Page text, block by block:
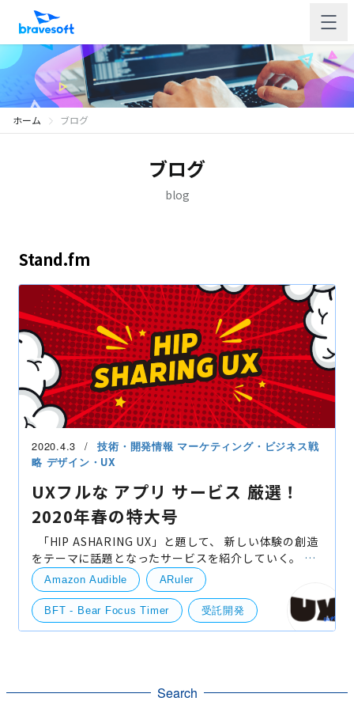
ホーム ブログ
ブログ
blog
Stand.fm
2020.4.3 技術・開発情報 マーケティング・ビジネス戦
略 デザイン・UX
UXフルな アプリ サービス 厳選！
2020年春の特大号
をテーマに話題となったサービスを紹介していく。 そ
れではスタートだ！ ARuler AndoridiOS Pokemon
Amazon Audible ARuler
BFT - Bear Focus Timer 受託開発
Search